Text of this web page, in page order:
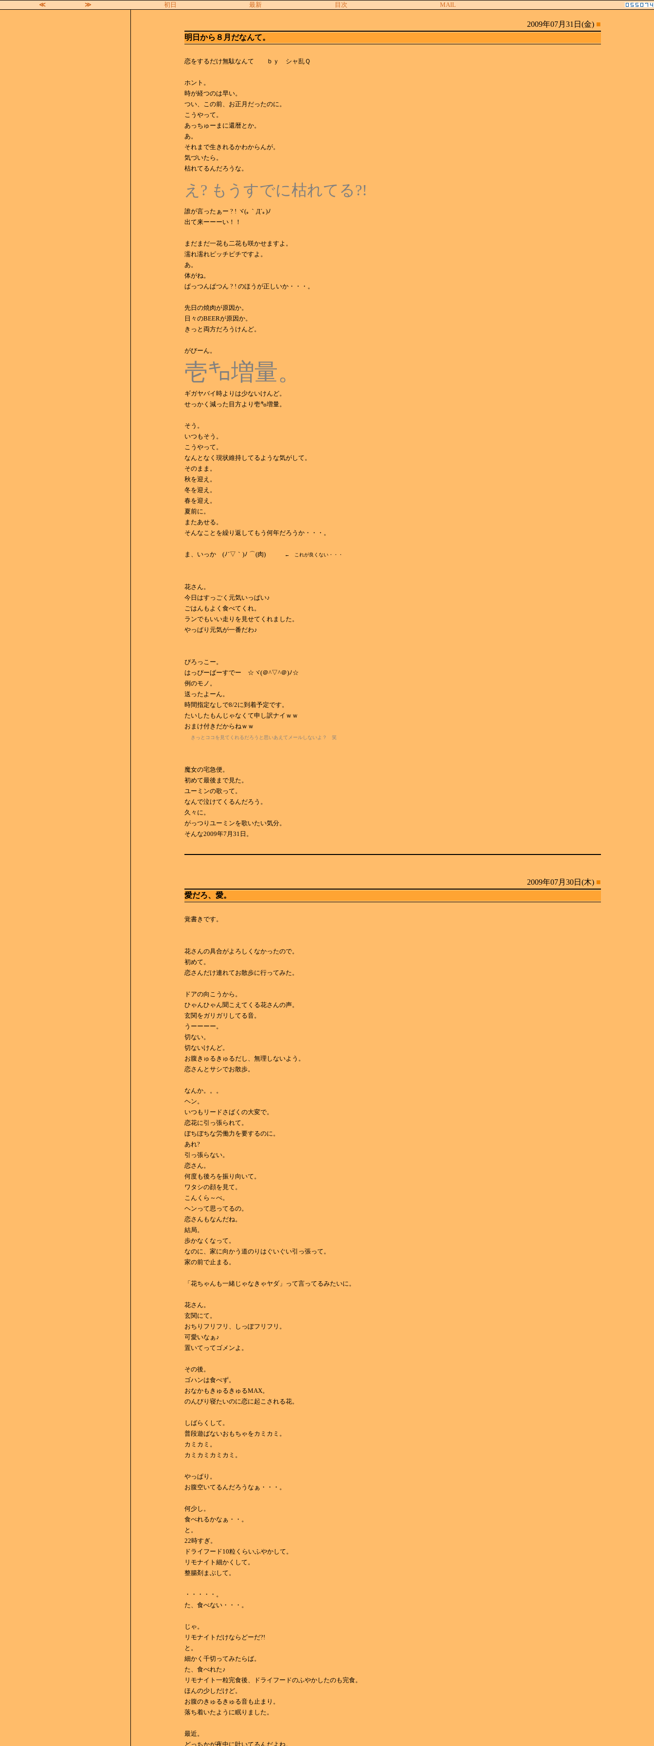
≪ ≫ 初日 最新 目次 MAIL
2009年07月31日(金) ■
明日から８月だなんて。
恋をするだけ無駄なんて ｂｙ シャ乱Ｑ
ホント。
時が経つのは早い。
つい、この前、お正月だったのに。
こうやって。
あっちゅーまに還暦とか。
あ。
それまで生きれるかわからんが。
気づいたら。
枯れてるんだろうな。
え? もうすでに枯れてる?!
誰が言ったぁー ? ! ヾ(｡｀Д´｡)ﾉ
出て来ーーーい！！
まだまだ一花も二花も咲かせますよ。
濡れ濡れピッチピチですよ。
あ。
体がね。
ぱっつんぱつん ? ! のほうが正しいか・・・。
先日の焼肉が原因か。
日々のBEERが原因か。
きっと両方だろうけんど。
がびーん。
壱㌔増量。
ギガヤバイ時よりは少ないけんど。
せっかく減った目方より壱㌔増量。
そう。
いつもそう。
こうやって。
なんとなく現状維持してるような気がして。
そのまま。
秋を迎え。
冬を迎え。
春を迎え。
夏前に。
またあせる。
そんなことを繰り返してもう何年だろうか・・・。
ま、いっか (ﾉ´▽｀)ﾉ ⌒(肉) ← これが良くない・・・
花さん。
今日はすっごく元気いっぱい♪
ごはんもよく食べてくれ。
ランでもいい走りを見せてくれました。
やっぱり元気が一番だわ♪
ぴろっこー。
はっぴーばーすでー ☆ヾ(＠^▽^＠)ﾉ☆
例のモノ。
送ったよーん。
時間指定なしで8/2に到着予定です。
たいしたもんじゃなくて申し訳ナイｗｗ
おまけ付きだからねｗｗ
きっとココを見てくれるだろうと思いあえてメールしないよ？ 笑
魔女の宅急便。
初めて最後まで見た。
ユーミンの歌って。
なんで泣けてくるんだろう。
久々に。
がっつりユーミンを歌いたい気分。
そんな2009年7月31日。
2009年07月30日(木) ■
愛だろ、愛。
覚書きです。
花さんの具合がよろしくなかったので。
初めて。
恋さんだけ連れてお散歩に行ってみた。
ドアの向こうから。
ひゃんひゃん聞こえてくる花さんの声。
玄関をガリガリしてる音。
うーーーー。
切ない。
切ないけんど。
お腹きゅるきゅるだし、無理しないよう。
恋さんとサシでお散歩。
なんか。。。
ヘン。
いつもリードさばくの大変で。
恋花に引っ張られて。
ぼちぼちな労働力を要するのに。
あれ?
引っ張らない。
恋さん。
何度も後ろを振り向いて。
ワタシの顔を見て。
こんくら～べ。
ヘンって思ってるの。
恋さんもなんだね。
結局。
歩かなくなって。
なのに、家に向かう道のりはぐいぐい引っ張って。
家の前で止まる。
「花ちゃんも一緒じゃなきゃヤダ」って言ってるみたいに。
花さん。
玄関にて。
おちりフリフリ、しっぽフリフリ。
可愛いなぁ♪
置いてってゴメンよ。
その後。
ゴハンは食べず。
おなかもきゅるきゅるMAX。
のんびり寝たいのに恋に起こされる花。
しばらくして。
普段遊ばないおもちゃをカミカミ。
カミカミ。
カミカミカミカミ。
やっぱり。
お腹空いてるんだろうなぁ・・・。
何少し。
食べれるかなぁ・・。
と。
22時すぎ。
ドライフード10粒くらいふやかして。
リモナイト細かくして。
整腸剤まぶして。
・・・・・。
た、食べない・・・。
じゃ。
リモナイトだけならどーだ?!
と。
細かく千切ってみたらば。
た、食べれた♪
リモナイト一粒完食後、ドライフードのふやかしたのも完食。
ほんの少しだけど。
お腹のきゅるきゅる音も止まり。
落ち着いたように眠りました。
最近。
どっちかが夜中に吐いてるんだよね。